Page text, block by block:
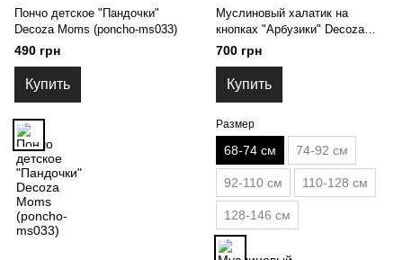
Пончо детское "Пандочки"
Decoza Moms (poncho-ms033)
490 грн
Купить
Муслиновый халатик на
кнопках "Арбузики" Decoza
moms (XL6874-ms026) 68-74
700 грн
Купить
Размер
68-74 см 74-92 см
92-110 см 110-128 см
128-146 см